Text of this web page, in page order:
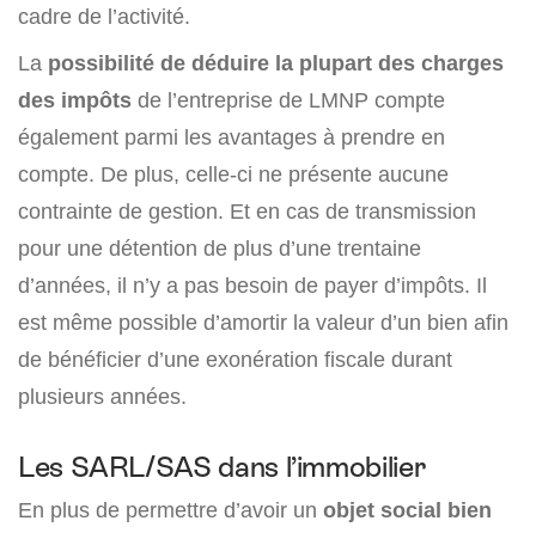
cadre de l’activité.
La possibilité de déduire la plupart des charges
des impôts de l’entreprise de LMNP compte
également parmi les avantages à prendre en
compte. De plus, celle-ci ne présente aucune
contrainte de gestion. Et en cas de transmission
pour une détention de plus d’une trentaine
d’années, il n’y a pas besoin de payer d’impôts. Il
est même possible d’amortir la valeur d’un bien afin
de bénéficier d’une exonération fiscale durant
plusieurs années.
Les SARL/SAS dans l’immobilier
En plus de permettre d’avoir un objet social bien